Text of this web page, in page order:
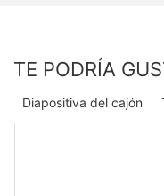
TE PODRÍA
Diapositiva del cajón